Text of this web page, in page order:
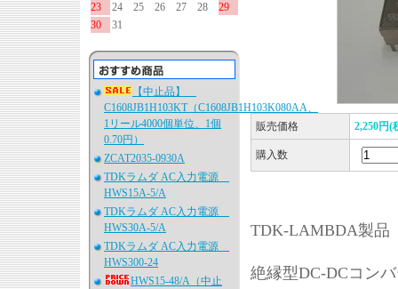
23
24 25 26 27 28
29
30
31
【中止品】
C1608JB1H103KT（C1608JB1H103K080AA、
1リール4000個単位、1個
0.70円）
ZCAT2035-0930A
TDKラムダ AC入力電源
HWS15A-5/A
TDKラムダ AC入力電源
HWS30A-5/A
TDKラムダ AC入力電源
HWS300-24
HWS15-48/A（中止
販売価格 2,250円(
購入数
TDK-LAMBDA製品
絶縁型DC-DCコン